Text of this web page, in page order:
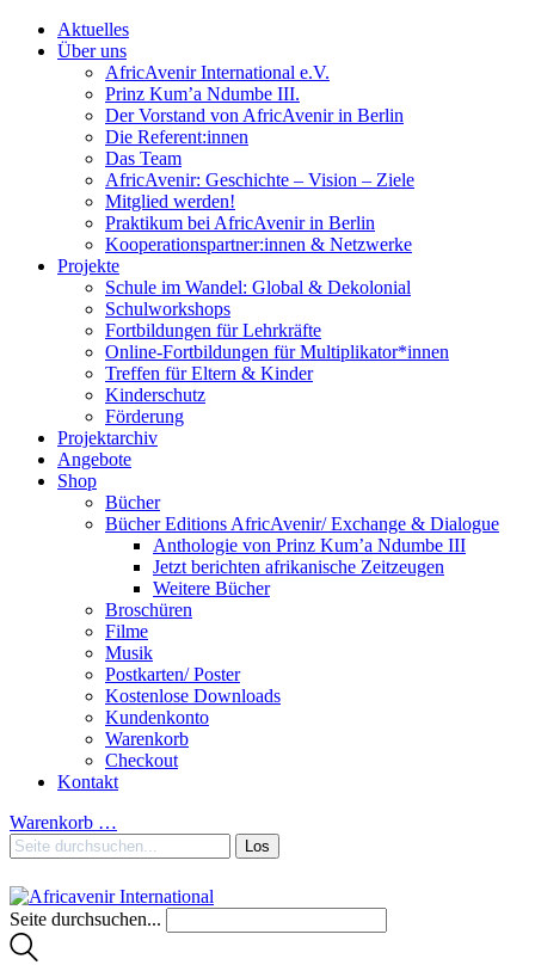
Aktuelles
Über uns
AfricAvenir International e.V.
Prinz Kum’a Ndumbe III.
Der Vorstand von AfricAvenir in Berlin
Die Referent:innen
Das Team
AfricAvenir: Geschichte – Vision – Ziele
Mitglied werden!
Praktikum bei AfricAvenir in Berlin
Kooperationspartner:innen & Netzwerke
Projekte
Schule im Wandel: Global & Dekolonial
Schulworkshops
Fortbildungen für Lehrkräfte
Online-Fortbildungen für Multiplikator*innen
Treffen für Eltern & Kinder
Kinderschutz
Förderung
Projektarchiv
Angebote
Shop
Bücher
Bücher Editions AfricAvenir/ Exchange & Dialogue
Anthologie von Prinz Kum’a Ndumbe III
Jetzt berichten afrikanische Zeitzeugen
Weitere Bücher
Broschüren
Filme
Musik
Postkarten/ Poster
Kostenlose Downloads
Kundenkonto
Warenkorb
Checkout
Kontakt
Warenkorb …
Seite durchsuchen...